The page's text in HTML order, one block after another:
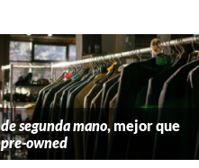
de segunda mano, mejor que
pre-owned